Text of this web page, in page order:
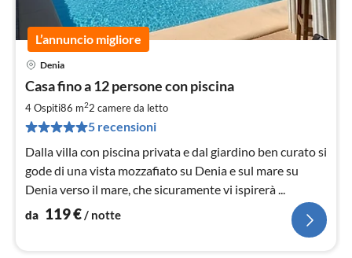
L’annuncio migliore
Denia
Casa fino a 12 persone con piscina
4 Ospiti86 m22 camere da letto
5 recensioni
Dalla villa con piscina privata e dal giardino ben curato si
gode di una vista mozzafiato su Denia e sul mare su
Denia verso il mare, che sicuramente vi ispirerà ...
da 119€/ notte